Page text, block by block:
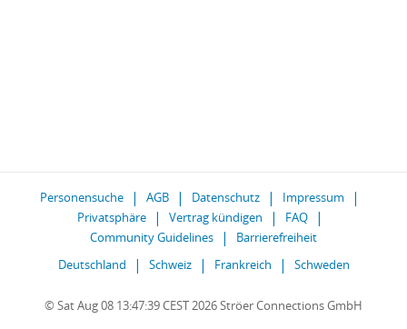
Personensuche AGB Datenschutz
Impressum
Privatsphäre
Vertrag kündigen
FAQ
Community Guidelines
Barrierefreiheit
Deutschland
Schweiz Frankreich Schweden
© Sat Aug 08 13:47:39 CEST 2026 Ströer Connections GmbH